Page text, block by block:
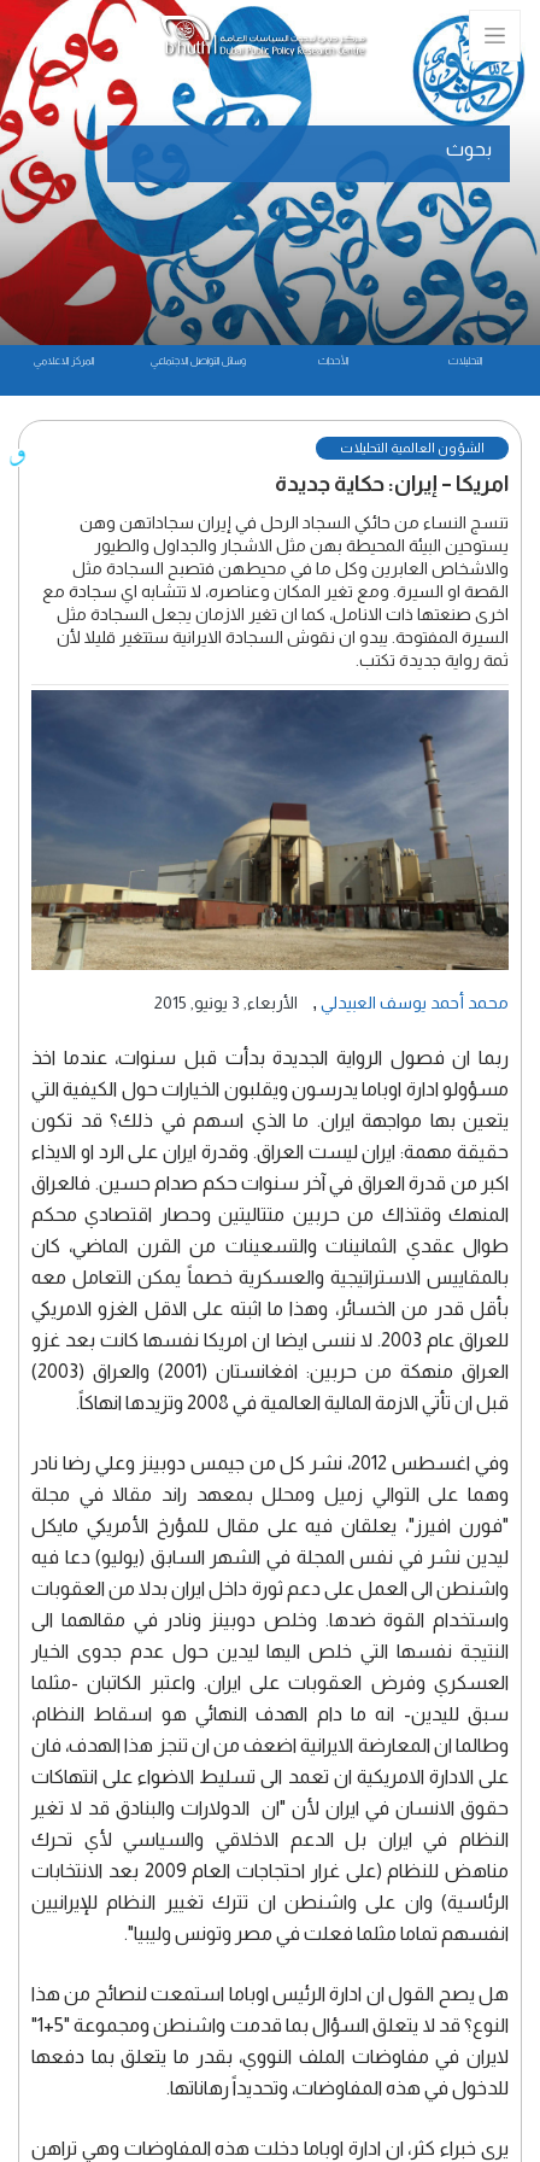
المركز الاعلامي وسائل التواصل الاجتماعي الأحداث التحليلات
بحوث
الشؤون العالمية التحليلات
امريكا – إيران: حكاية جديدة
تنسج النساء من حائكي السجاد الرحل في إيران سجاداتهن وهن
يستوحين البيئة المحيطة بهن مثل الاشجار والجداول والطيور
والاشخاص العابرين وكل ما في محيطهن فتصبح السجادة مثل
القصة او السيرة. ومع تغير المكان وعناصره، لا تتشابه اي سجادة مع
اخرى صنعتها ذات الانامل، كما ان تغير الازمان يجعل السجادة مثل
السيرة المفتوحة. يبدو ان نقوش السجادة الايرانية ستتغير قليلا لأن
ثمة رواية جديدة تكتب.
محمد أحمد يوسف العبيدلي , الأربعاء, 3 يونيو, 2015
ربما ان فصول الرواية الجديدة بدأت قبل سنوات، عندما اخذ
مسؤولو ادارة اوباما يدرسون ويقلبون الخيارات حول الكيفية التي
يتعين بها مواجهة ايران. ما الذي اسهم في ذلك؟ قد تكون
حقيقة مهمة: ايران ليست العراق. وقدرة ايران على الرد او الايذاء
اكبر من قدرة العراق في آخر سنوات حكم صدام حسين. فالعراق
المنهك وقتذاك من حربين متتاليتين وحصار اقتصادي محكم
طوال عقدي الثمانينات والتسعينات من القرن الماضي، كان
بالمقاييس الاستراتيجية والعسكرية خصماً يمكن التعامل معه
بأقل قدر من الخسائر، وهذا ما اثبته على الاقل الغزو الامريكي
للعراق عام 2003. لا ننسى ايضا ان امريكا نفسها كانت بعد غزو
العراق منهكة من حربين: افغانستان (2001) والعراق (2003)
قبل ان تأتي الازمة المالية العالمية في 2008 وتزيدها انهاكاً.
وفي اغسطس 2012، نشر كل من جيمس دوبينز وعلي رضا نادر
وهما على التوالي زميل ومحلل بمعهد راند مقالا في مجلة
"فورن افيرز"، يعلقان فيه على مقال للمؤرخ الأمريكي مايكل
ليدين نشر في نفس المجلة في الشهر السابق (يوليو) دعا فيه
واشنطن الى العمل على دعم ثورة داخل ايران بدلا من العقوبات
واستخدام القوة ضدها. وخلص دوبينز ونادر في مقالهما الى
النتيجة نفسها التي خلص اليها ليدين حول عدم جدوى الخيار
العسكري وفرض العقوبات على ايران. واعتبر الكاتبان -مثلما
سبق لليدين- انه ما دام الهدف النهائي هو اسقاط النظام،
وطالما ان المعارضة الايرانية اضعف من ان تنجز هذا الهدف، فان
على الادارة الامريكية ان تعمد الى تسليط الاضواء على انتهاكات
حقوق الانسان في ايران لأن "ان الدولارات والبنادق قد لا تغير
النظام في ايران بل الدعم الاخلاقي والسياسي لأي تحرك
مناهض للنظام (على غرار احتجاجات العام 2009 بعد الانتخابات
الرئاسية) وان على واشنطن ان تترك تغيير النظام للإيرانيين
انفسهم تماما مثلما فعلت في مصر وتونس وليبيا".
هل يصح القول ان ادارة الرئيس اوباما استمعت لنصائح من هذا
النوع؟ قد لا يتعلق السؤال بما قدمت واشنطن ومجموعة "5+1"
لايران في مفاوضات الملف النووي، بقدر ما يتعلق بما دفعها
للدخول في هذه المفاوضات، وتحديداً رهاناتها.
يرى خبراء كثر، ان ادارة اوباما دخلت هذه المفاوضات وهي تراهن